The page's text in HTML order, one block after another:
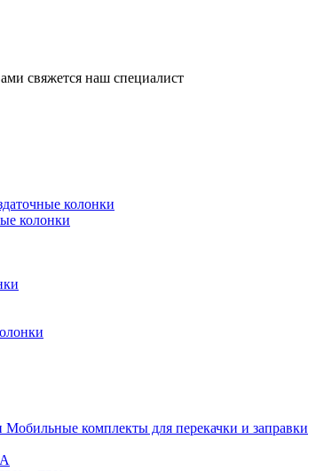
свяжется наш специалист
колонки
колонки
Мобильные комплекты для перекачки и заправки